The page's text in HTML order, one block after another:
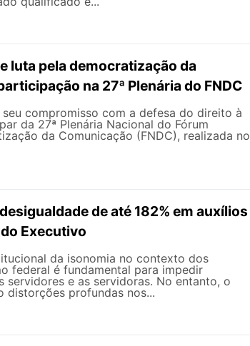
luta pela democratização da
na 27ª Plenária do FNDC
seu compromisso com a defesa do direito à
da 27ª Plenária Nacional do Fórum
da Comunicação (FNDC), realizada no
de até 182% em auxílios
Executivo
da isonomia no contexto dos
federal é fundamental para impedir
servidores e as servidoras. No entanto, o
distorções profundas nos...